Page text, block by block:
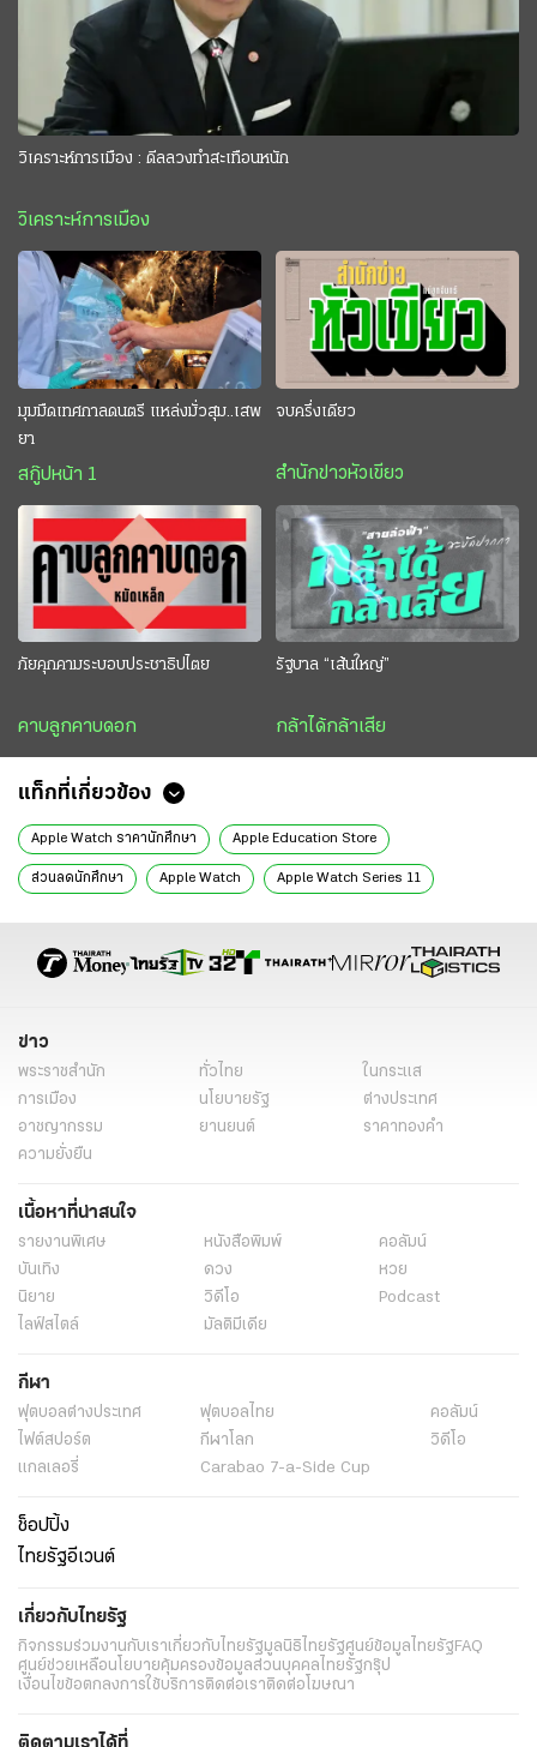
วิเคราะห์การเมือง : ดีลลวงทำสะเทือนหนัก
วิเคราะห์การเมือง
มุมมืดเทศกาลดนตรี แหล่งมั่วสุม..เสพ
ยา
สกู๊ปหน้า 1
จบครึ่งเดียว
สำนักข่าวหัวเขียว
ภัยคุกคามระบอบประชาธิปไตย
คาบลูกคาบดอก
รัฐบาล “เส้นใหญ่”
กล้าได้กล้าเสีย
แท็กที่เกี่ยวข้อง
Apple Watch ราคานักศึกษา Apple Education Store
ส่วนลดนักศึกษา Apple Watch Apple Watch Series 11
วิธีสมัคร UNiDAYS บทความไซเบอร์เน็ต ไทยรัฐไซเบอร์เน็ต
ข่าว
พระราชสำนัก ทั่วไทย
ในกระแส
การเมือง
นโยบายรัฐ
ต่างประเทศ
อาชญากรรม
ยานยนต์
ราคาทองคำ
ความยั่งยืน
เนื้อหาที่น่าสนใจ
รายงานพิเศษ หนังสือพิมพ์
คอลัมน์
บันเทิง
ดวง
หวย
นิยาย
วิดีโอ
Podcast
ไลฟ์สไตล์
มัลติมีเดีย
กีฬา
ฟุตบอลต่่างประเทศ ฟุตบอลไทย
คอลัมน์
ไฟต์สปอร์ต
กีฬาโลก
วิดีโอ
แกลเลอรี่
Carabao 7-a-Side Cup
ช็อปปิ้ง
ไทยรัฐอีเวนต์
เกี่ยวกับไทยรัฐ
กิจกรรมร่วมงานกับเราเกี่ยวกับไทยรัฐมูลนิธิไทยรัฐศูนย์ข้อมูลไทยรัฐFAQ
ศูนย์ช่วยเหลือนโยบายคุ้มครองข้อมูลส่วนบุคคลไทยรัฐกรุ๊ป
เงื่อนไขข้อตกลงการใช้บริการติดต่อเราติดต่อโฆษณา